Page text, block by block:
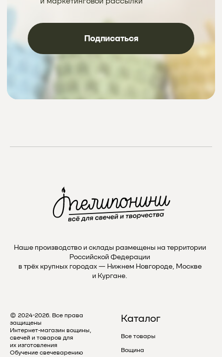
Наше производство и склады размещены на территории
Российской Федерации
в трёх крупных городах — Нижнем Новгороде, Москве
и Кургане.
© 2024-2026. Все права
защищены
Интернет-магазин вощины,
свечей и товаров для
их изготовления
Обучение свечеварению
Каталог
Все товары
Вощина